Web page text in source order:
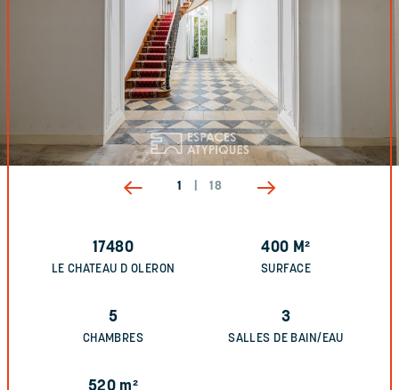
1 18
17480
LE CHATEAU D OLERON
400 M²
SURFACE
5
CHAMBRES
3
SALLES DE BAIN/EAU
520 m²